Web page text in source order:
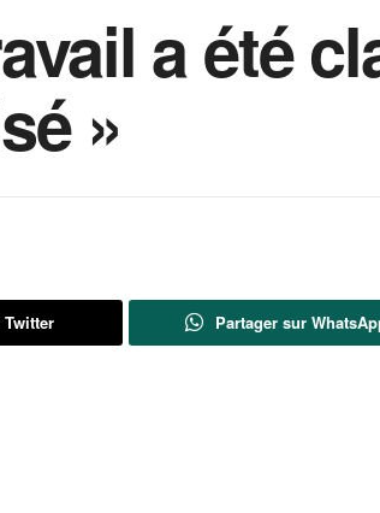
a été
»
Twitter Partager sur